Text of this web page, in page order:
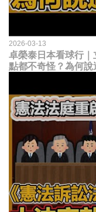
2026-03-13
卓榮泰日本看球行
點都不奇怪？為何說